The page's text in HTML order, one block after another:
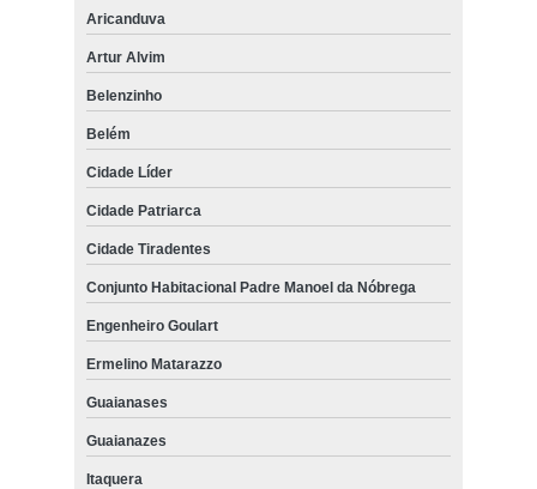
Aricanduva
Artur Alvim
Belenzinho
Belém
Cidade Líder
Cidade Patriarca
Cidade Tiradentes
Conjunto Habitacional Padre Manoel da Nóbrega
Engenheiro Goulart
Ermelino Matarazzo
Guaianases
Guaianazes
Itaquera